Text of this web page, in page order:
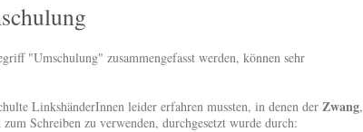
"Umschulung" zusammengefasst werden, können sehr
LinkshänderInnen leider erfahren mussten, in denen der Zwang,
Schreiben zu verwenden, durchgesetzt wurde durch: